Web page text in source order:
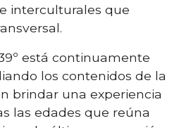
interculturales que
está continuamente
los contenidos de la
brindar una experiencia
las edades que reúna